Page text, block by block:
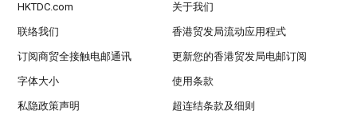
HKTDC.com 关于我们
联络我们 香港贸发局流动应用程式
订阅商贸全接触电邮通讯 更新您的香港贸发局电邮订阅
字体大小 使用条款
私隐政策声明 超连结条款及细则